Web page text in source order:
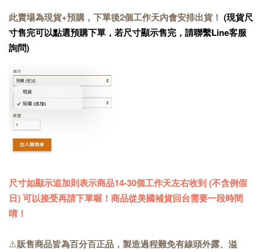
此賣場為現貨+預購，下單後2個工作天內會安排出貨！ (現貨尺
寸售完可以點選預購下單，若尺寸顯示售完，請聯繫Line客服
詢問)
尺寸如顯示追加則表示商品14-30個工作天左右收到 (不含例假
日) 可以接受再請下單喔！商品從美國補貨回台需要一段時間
唷！
⚠️販售商品皆為百分百正品，製造過程難免有線頭外露、溢